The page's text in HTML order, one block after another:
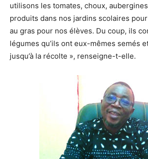
utilisons les tomates, choux,
produits dans nos jardins scolaires
au gras pour nos élèves. Du coup, ils
légumes qu’ils ont eux-mêmes semés
jusqu’à la récolte », renseigne-t-elle.